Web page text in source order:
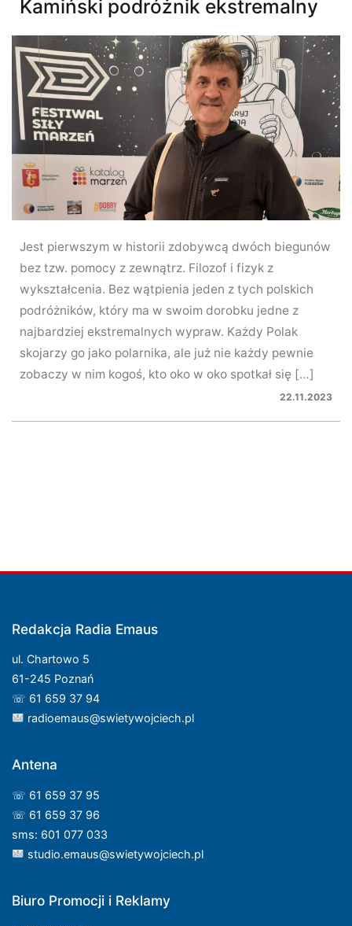
Kamiński podróżnik ekstremalny
Jest pierwszym w historii zdobywcą dwóch biegunów
bez tzw. pomocy z zewnątrz. Filozof i fizyk z
wykształcenia. Bez wątpienia jeden z tych polskich
podróżników, który ma w swoim dorobku jedne z
najbardziej ekstremalnych wypraw. Każdy Polak
skojarzy go jako polarnika, ale już nie każdy pewnie
zobaczy w nim kogoś, kto oko w oko spotkał się […]
22.11.2023
Redakcja Radia Emaus
ul. Chartowo 5
61-245 Poznań
☏ 61 659 37 94
radioemaus@swietywojciech.pl
Antena
☏ 61 659 37 95
☏ 61 659 37 96
sms: 601 077 033
studio.emaus@swietywojciech.pl
Biuro Promocji i Reklamy